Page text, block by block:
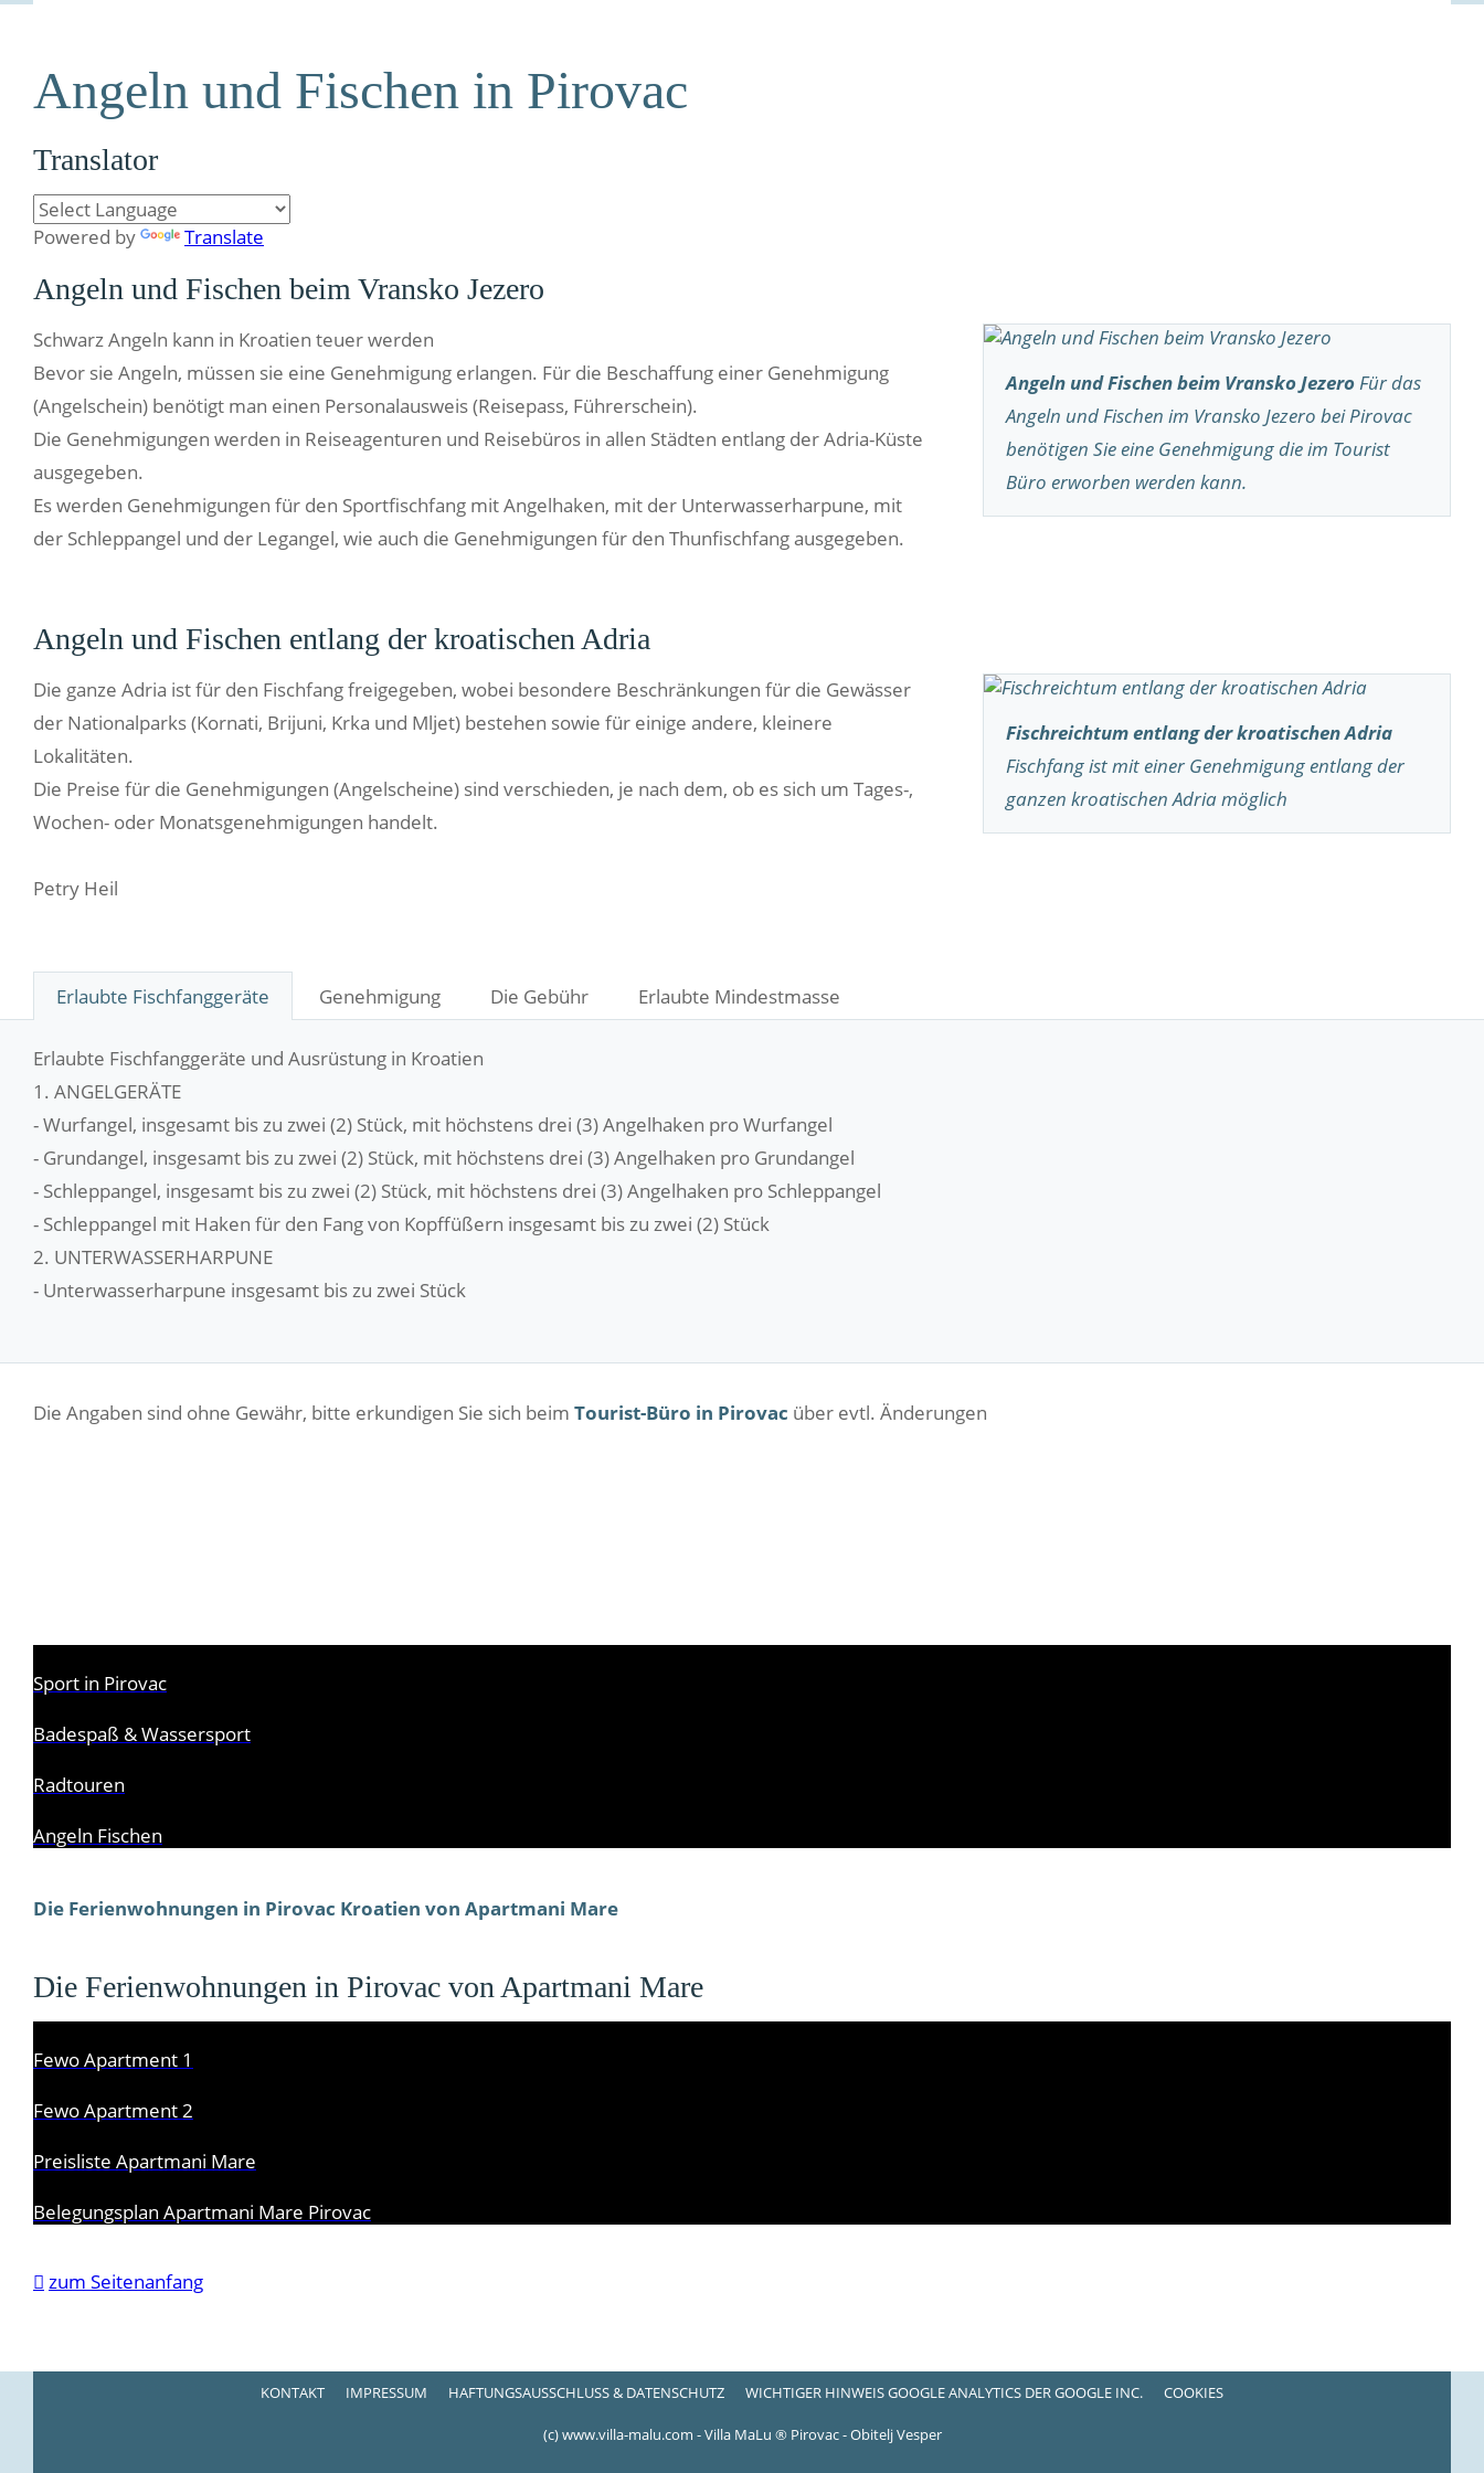
Angeln und Fischen in Pirovac
Translator
Powered by Translate
Angeln und Fischen beim Vransko Jezero
Angeln und Fischen beim Vransko JezeroFür das
Angeln und Fischen im Vransko Jezero bei Pirovac
benötigen Sie eine Genehmigung die im Tourist
Büro erworben werden kann.
Schwarz Angeln kann in Kroatien teuer werden
Bevor sie Angeln, müssen sie eine Genehmigung erlangen. Für die Beschaffung einer Genehmigung
(Angelschein) benötigt man einen Personalausweis (Reisepass, Führerschein).
Die Genehmigungen werden in Reiseagenturen und Reisebüros in allen Städten entlang der Adria-Küste
ausgegeben.
Es werden Genehmigungen für den Sportfischfang mit Angelhaken, mit der Unterwasserharpune, mit
der Schleppangel und der Legangel, wie auch die Genehmigungen für den Thunfischfang ausgegeben.
Angeln und Fischen entlang der kroatischen Adria
Fischreichtum entlang der kroatischen Adria
Fischfang ist mit einer Genehmigung entlang der
ganzen kroatischen Adria möglich
Die ganze Adria ist für den Fischfang freigegeben, wobei besondere Beschränkungen für die Gewässer
der Nationalparks (Kornati, Brijuni, Krka und Mljet) bestehen sowie für einige andere, kleinere
Lokalitäten.
Die Preise für die Genehmigungen (Angelscheine) sind verschieden, je nach dem, ob es sich um Tages-,
Wochen- oder Monatsgenehmigungen handelt.
Petry Heil
Erlaubte Fischfanggeräte Genehmigung Die Gebühr Erlaubte Mindestmasse
Erlaubte Fischfanggeräte und Ausrüstung in Kroatien
1. ANGELGERÄTE
- Wurfangel, insgesamt bis zu zwei (2) Stück, mit höchstens drei (3) Angelhaken pro Wurfangel
- Grundangel, insgesamt bis zu zwei (2) Stück, mit höchstens drei (3) Angelhaken pro Grundangel
- Schleppangel, insgesamt bis zu zwei (2) Stück, mit höchstens drei (3) Angelhaken pro Schleppangel
- Schleppangel mit Haken für den Fang von Kopffüßern insgesamt bis zu zwei (2) Stück
2. UNTERWASSERHARPUNE
- Unterwasserharpune insgesamt bis zu zwei Stück
Die Angaben sind ohne Gewähr, bitte erkundigen Sie sich beim Tourist-Büro in Pirovac über evtl. Änderungen
Sport in Pirovac
Badespaß & Wassersport
Radtouren
Angeln Fischen
Die Ferienwohnungen in Pirovac Kroatien von Apartmani Mare
Die Ferienwohnungen in Pirovac von Apartmani Mare
Fewo Apartment 1
Fewo Apartment 2
Preisliste Apartmani Mare
Belegungsplan Apartmani Mare Pirovac
 zum Seitenanfang
KONTAKT IMPRESSUM HAFTUNGSAUSSCHLUSS & DATENSCHUTZ WICHTIGER HINWEIS GOOGLE ANALYTICS DER GOOGLE INC. COOKIES
(c) www.villa-malu.com - Villa MaLu ® Pirovac - Obitelj Vesper